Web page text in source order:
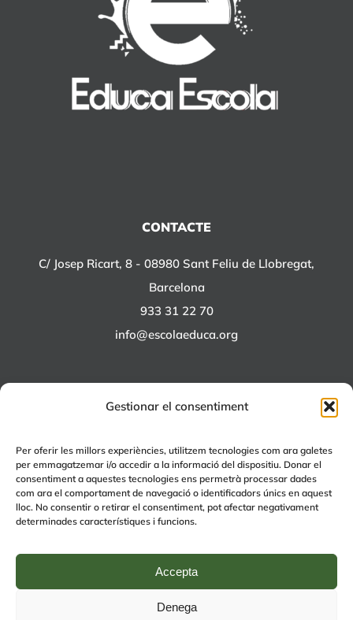
Gestionar el consentiment
Per oferir les millors experiències, utilitzem tecnologies com ara galetes
per emmagatzemar i/o accedir a la informació del dispositiu. Donar el
consentiment a aquestes tecnologies ens permetrà processar dades
com ara el comportament de navegació o identificadors únics en aquest
lloc. No consentir o retirar el consentiment, pot afectar negativament
determinades característiques i funcions.
Accepta
Denega
CONTACTE
C/ Josep Ricart, 8 - 08980 Sant Feliu de Llobregat,
Barcelona
933 31 22 70
info@escolaeduca.org
+EDUCA
EDUCA Espai Lúdic
EDUCA Serveis